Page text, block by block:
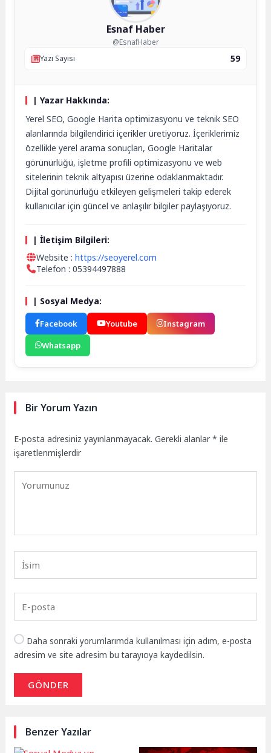
Esnaf Haber
@EsnafHaber
Yazı Sayısı
59
| Yazar Hakkında:
Yerel SEO, Google Harita optimizasyonu ve teknik SEO
alanlarında bilgilendirici içerikler üretiyoruz. İçeriklerimiz
özellikle yerel arama sonuçları, Google Haritalar
görünürlüğü, işletme profili optimizasyonu ve web
sitelerinin teknik altyapısı üzerine odaklanmaktadır.
Dijital görünürlüğü etkileyen gelişmeleri takip ederek
kullanıcılar için güncel ve anlaşılır bilgiler paylaşıyoruz.
| İletişim Bilgileri:
Website :https://seoyerel.com
Telefon : 05394497888
| Sosyal Medya:
Facebook Youtube
Instagram
Whatsapp
Bir Yorum Yazın
E-posta adresiniz yayınlanmayacak. Gerekli alanlar* ile
işaretlenmişlerdir
Daha sonraki yorumlarımda kullanılması için adım, e-posta
adresim ve site adresim bu tarayıcıya kaydedilsin.
GÖNDER
Benzer Yazılar